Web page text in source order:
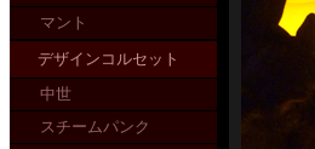
マント
デザインコルセット
中世
スチームパンク